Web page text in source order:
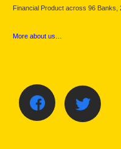
Financial Product across 96 Banks,
More about us…